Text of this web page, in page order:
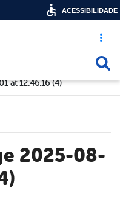
Acesso
at 12.46.16 (4)
ACESSIBILIDADE